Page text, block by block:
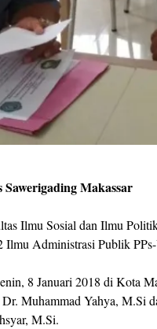
Makassar
Ilmu Sosial dan Ilmu
Ilmu Administrasi Publik
8 Januari 2018 di Kota
Muhammad Yahya, M.Si
M.Si.